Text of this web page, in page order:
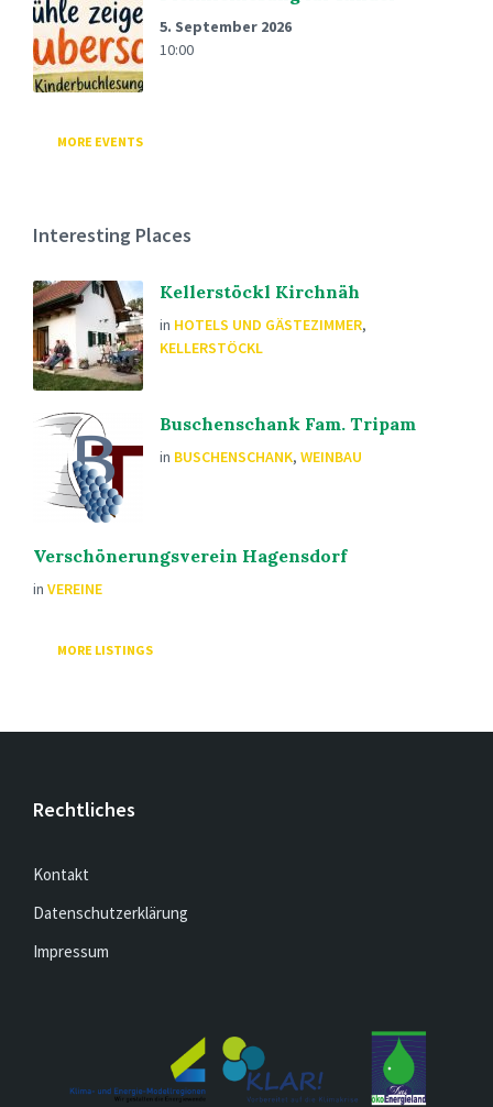
5. September 2026
10:00
MORE EVENTS
Interesting Places
Kellerstöckl Kirchnäh
in HOTELS UND GÄSTEZIMMER,
KELLERSTÖCKL
Buschenschank Fam. Tripam
in BUSCHENSCHANK, WEINBAU
Verschönerungsverein Hagensdorf
in VEREINE
MORE LISTINGS
Rechtliches
Kontakt
Datenschutzerklärung
Impressum